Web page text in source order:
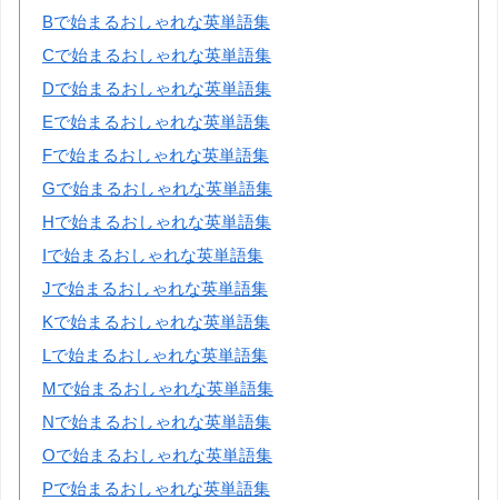
Bで始まるおしゃれな英単語集
Cで始まるおしゃれな英単語集
Dで始まるおしゃれな英単語集
Eで始まるおしゃれな英単語集
Fで始まるおしゃれな英単語集
Gで始まるおしゃれな英単語集
Hで始まるおしゃれな英単語集
Iで始まるおしゃれな英単語集
Jで始まるおしゃれな英単語集
Kで始まるおしゃれな英単語集
Lで始まるおしゃれな英単語集
Mで始まるおしゃれな英単語集
Nで始まるおしゃれな英単語集
Oで始まるおしゃれな英単語集
Pで始まるおしゃれな英単語集